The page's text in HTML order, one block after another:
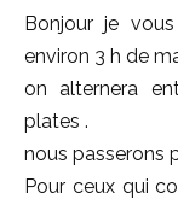
Bonjour je
environ 3 h de
on alternera
plates .
nous passerons
Pour ceux qui